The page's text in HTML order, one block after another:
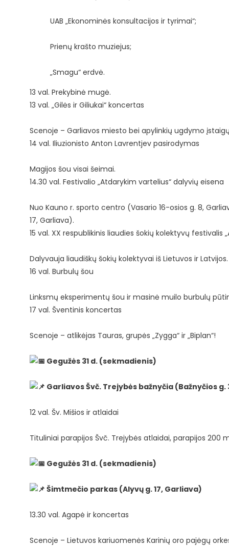
UAB „Ekonominės konsultacijos ir tyrimai“;
Prienų krašto muziejus;
„Smagu“ erdvė.
13 val. Prekybinė mugė.
13 val. „Gilės ir Giliukai“ koncertas
Scenoje – Garliavos miesto bei apylinkių ugdymo
14 val. Iliuzionisto Anton Lavrentjev pasirodymas
Magijos šou visai šeimai.
14.30 val. Festivalio „Atdarykim vartelius“ dalyvių eisena
Nuo Kauno r. sporto centro (Vasario 16-osios g. 8,
17, Garliava).
15 val. XX respublikinis liaudies šokių kolektyvų festivalis
Dalyvauja liaudiškų šokių kolektyvai iš Lietuvos ir Latvijos.
16 val. Burbulų šou
Linksmų eksperimentų šou ir masinė muilo burbulų
17 val. Šventinis koncertas
Scenoje – atlikėjas Tauras, grupės „Zygga“ ir „Biplan“!
Gegužės 31 d. (sekmadienis)
Garliavos Švč. Trejybės bažnyčia (Bažnyčios
12 val. Šv. Mišios ir atlaidai
Tituliniai parapijos Švč. Trejybės atlaidai, parapijos 200
Gegužės 31 d. (sekmadienis)
Šimtmečio parkas (Alyvų g. 17, Garliava)
13.30 val. Agapė ir koncertas
Scenoje – Lietuvos kariuomenės Karinių oro pajėgų